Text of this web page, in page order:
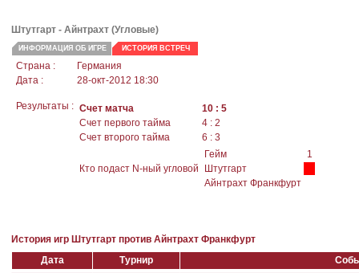
Штутгарт - Айнтрахт (Угловые)
ИНФОРМАЦИЯ ОБ ИГРЕ ИСТОРИЯ ВСТРЕЧ
Страна :
Германия
Дата :
28-окт-2012 18:30
Результаты : Счет матча
10 : 5
Счет первого тайма
4 : 2
Счет второго тайма
6 : 3
Кто подаст N-ный угловой
Гейм
1
Штутгарт
Айнтрахт Франкфурт
История игр Штутгарт против Айнтрахт Франкфурт
Дата
Турнир